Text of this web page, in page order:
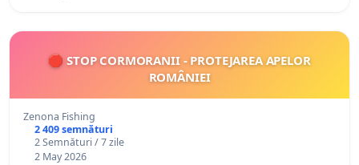
🛑 STOP CORMORANII - PROTEJAREA APELOR
ROMÂNIEI
Zenona Fishing
2 409 semnături
2 Semnături / 7 zile
2 May 2026